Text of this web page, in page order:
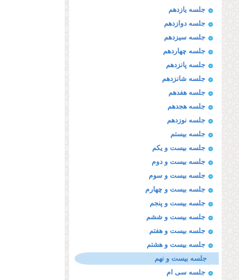
جلسه یازدهم
جلسه دوازدهم
جلسه سیزدهم
جلسه چهاردهم
جلسه پانزدهم
جلسه شانزدهم
جلسه هفدهم
جلسه هجدهم
جلسه نوزدهم
جلسه بیستم
جلسه بیست و یکم
جلسه بیست و دوم
جلسه بیست و سوم
جلسه بیست و چهارم
جلسه بیست و پنجم
جلسه بیست و ششم
جلسه بیست و هفتم
جلسه بیست و هشتم
جلسه بیست و نهم
جلسه سی ام